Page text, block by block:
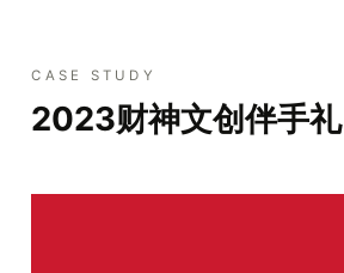
CASE STUDY
2023财神文创伴手礼